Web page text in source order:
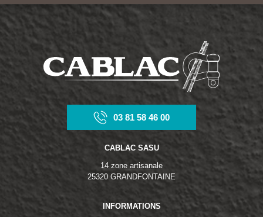
03 81 58 46 00
CABLAC SASU
14 zone artisanale
25320 GRANDFONTAINE
INFORMATIONS